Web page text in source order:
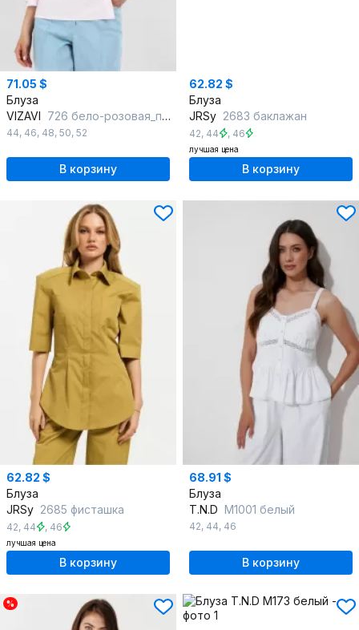
71.05 $
Блуза
VIZAVI 726 бело-розовая_полоска
44, 46, 48, 50, 52
В корзину
62.82 $
Блуза
JRSy 2683 баклажан
42, 44 , 46
лучшая цена
В корзину
62.82 $
Блуза
JRSy 2685 фисташка
42, 44 , 46
лучшая цена
В корзину
68.91 $
Блуза
T.N.D М1001 белый
42, 44, 46
В корзину
%